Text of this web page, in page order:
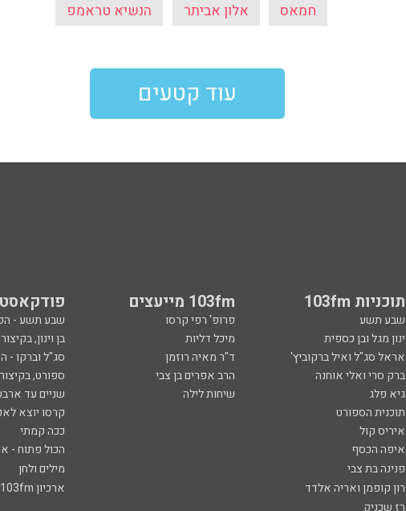
חמאס אלון אביתר הנשיא טראמפ
עוד קטעים
תוכניות 103fm 103fm מייעצים
שבע תשע פרופ' רפי קרסו שבע תשע -
ינון מגל ובן כספית
מיכל דליות בן וינון, בקיצור
אראל סג"ל ואיל ברקוביץ'
ד"ר מאיה רוזמן סג"ל וברקו -
ברק סרי ואלי אוחנה
הרב אפרים בן צבי ספורט, בקיצור
גיא פלג
שיחות לילה שניים עד
תוכנית הספורט
קרסו יוצא
איריס קול
ככה קמתי
איפה הכסף
הכול פתוח -
פנינה בת צבי
מילים ולחן
רון קופמן ואריה אלדד
ארכיון 103fm
רז שכניק